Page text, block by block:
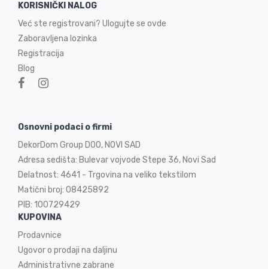
KORISNIČKI NALOG
Već ste registrovani? Ulogujte se ovde
Zaboravljena lozinka
Registracija
Blog
Osnovni podaci o firmi
DekorDom Group DOO, NOVI SAD
Adresa sedišta: Bulevar vojvode Stepe 36, Novi Sad
Delatnost: 4641 - Trgovina na veliko tekstilom
Matični broj: 08425892
PIB: 100729429
KUPOVINA
Prodavnice
Ugovor o prodaji na daljinu
Administrativne zabrane